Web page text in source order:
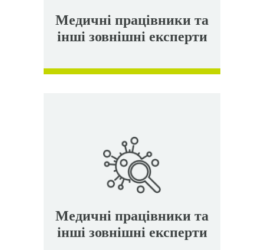
Медичні працівники та
інші зовнішні експерти
Медичні працівники та
інші зовнішні експерти